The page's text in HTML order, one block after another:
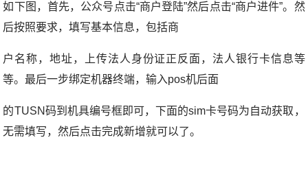
如下图，首先，公众号点击“商户登陆”然后点击“商户进件”。然
后按照要求，填写基本信息，包括商
户名称，地址，上传法人身份证正反面，法人银行卡信息等
等。最后一步绑定机器终端，输入pos机后面
的TUSN码到机具编号框即可，下面的sim卡号码为自动获取，
无需填写，然后点击完成新增就可以了。